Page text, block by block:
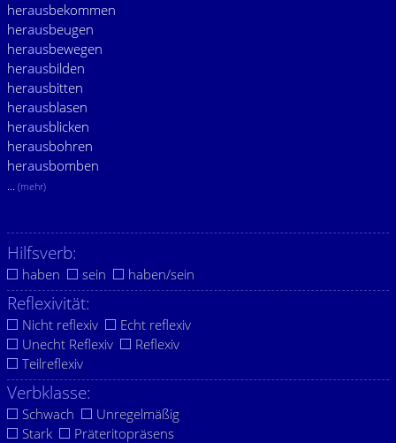
herausbekommen
herausbeugen
herausbewegen
herausbilden
herausbitten
herausblasen
herausblicken
herausbohren
herausbomben
... (mehr)
Hilfsverb:
haben sein haben/sein
Reflexivität:
Nicht reflexiv
Echt reflexiv
Unecht Reflexiv
Reflexiv
Teilreflexiv
Verbklasse:
Schwach
Unregelmäßig
Stark
Präteritopräsens